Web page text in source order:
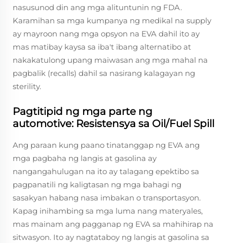
nasusunod din ang mga alituntunin ng FDA.
Karamihan sa mga kumpanya ng medikal na supply
ay mayroon nang mga opsyon na EVA dahil ito ay
mas matibay kaysa sa iba't ibang alternatibo at
nakakatulong upang maiwasan ang mga mahal na
pagbalik (recalls) dahil sa nasirang kalagayan ng
sterility.
Pagtitipid ng mga parte ng
automotive: Resistensya sa Oil/Fuel Spill
Ang paraan kung paano tinatanggap ng EVA ang
mga pagbaha ng langis at gasolina ay
nangangahulugan na ito ay talagang epektibo sa
pagpanatili ng kaligtasan ng mga bahagi ng
sasakyan habang nasa imbakan o transportasyon.
Kapag inihambing sa mga luma nang materyales,
mas mainam ang pagganap ng EVA sa mahihirap na
sitwasyon. Ito ay nagtataboy ng langis at gasolina sa